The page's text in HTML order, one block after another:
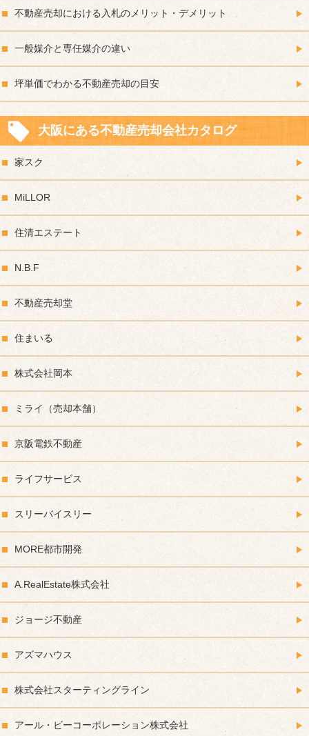
不動産売却における入札のメリット・デメリット
一般媒介と専任媒介の違い
坪単価でわかる不動産売却の目安
大阪にある不動産売却会社カタログ
家スク
MiLLOR
住清エステート
N.B.F
不動産売却堂
住まいる
株式会社岡本
ミライ（売却本舗）
京阪電鉄不動産
ライフサービス
スリーバイスリー
MORE都市開発
A.RealEstate株式会社
ジョージ不動産
アズマハウス
株式会社スターティングライン
アール・ビーコーポレーション株式会社